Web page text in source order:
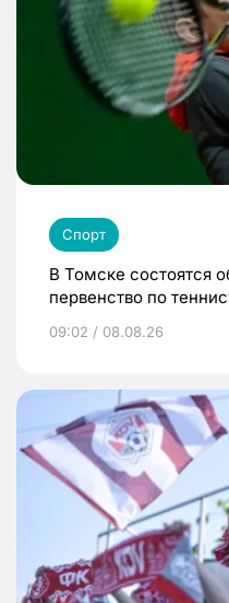
Спорт
В Томске состоятся
первенство по
09:02 / 08.08.26